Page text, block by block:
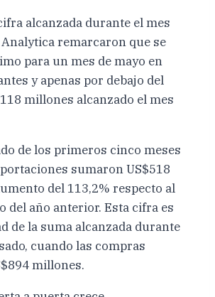
alcanzada durante el mes
Analytica remarcaron que se
para un mes de mayo en
y apenas por debajo del
millones alcanzado el mes
de los primeros cinco meses
sumaron US$518
del 113,2% respecto al
del año anterior. Esta cifra es
de la suma alcanzada durante
cuando las compras
millones.